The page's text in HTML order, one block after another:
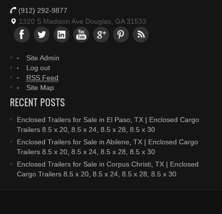
(912) 292-9877
1320 S Madison Ave Douglas, GA 31533
Site Admin
Log out
RSS Feed
Site Map
RECENT POSTS
Enclosed Trailers for Sale in El Paso, TX | Enclosed Cargo
Trailers 8.5 x 20, 8.5 x 24, 8.5 x 28, 8.5 x 30
Enclosed Trailers for Sale in Abilene, TX | Enclosed Cargo
Trailers 8.5 x 20, 8.5 x 24, 8.5 x 28, 8.5 x 30
Enclosed Trailers for Sale in Corpus Christi, TX | Enclosed
Cargo Trailers 8.5 x 20, 8.5 x 24, 8.5 x 28, 8.5 x 30